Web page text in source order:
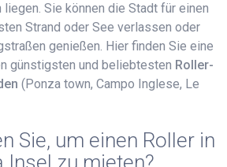
Sie können die Stadt für einen
Strand oder See verlassen oder
genießen. Hier finden Sie eine
günstigsten und beliebtesten Roller-
(Ponza town, Campo Inglese, Le
Sie, um einen Roller in